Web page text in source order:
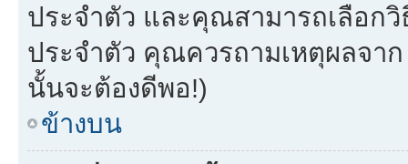
ประจำตัว และคุณสามารถเลือก
ประจำตัว คุณควรถามเหตุผลจาก
นั้นจะต้องดีพอ!)
ข้างบน